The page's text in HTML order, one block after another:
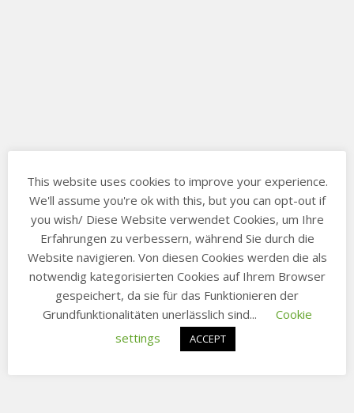
This website uses cookies to improve your experience.
We'll assume you're ok with this, but you can opt-out if
you wish/ Diese Website verwendet Cookies, um Ihre
Erfahrungen zu verbessern, während Sie durch die
Website navigieren. Von diesen Cookies werden die als
notwendig kategorisierten Cookies auf Ihrem Browser
gespeichert, da sie für das Funktionieren der
Grundfunktionalitäten unerlässlich sind...
Cookie
settings
ACCEPT